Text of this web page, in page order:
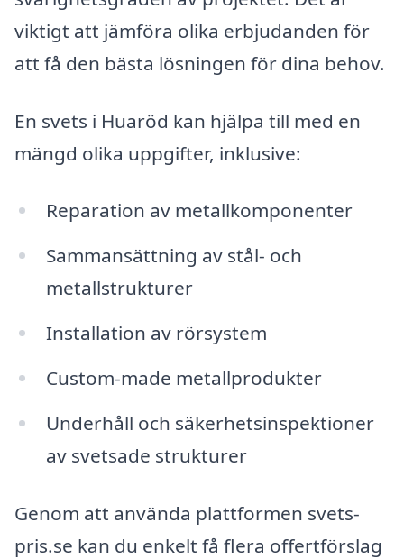
viktigt att jämföra olika erbjudanden för
att få den bästa lösningen för dina behov.
En svets i Huaröd kan hjälpa till med en
mängd olika uppgifter, inklusive:
Reparation av metallkomponenter
Sammansättning av stål- och
metallstrukturer
Installation av rörsystem
Custom-made metallprodukter
Underhåll och säkerhetsinspektioner
av svetsade strukturer
Genom att använda plattformen svets-
pris.se kan du enkelt få flera offertförslag